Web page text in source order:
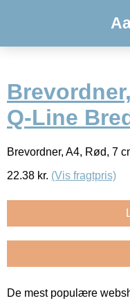
Q-Line
Brevordner, A4, Rød, 7
22.38 kr. (Vis fragtpris)
De mest populære